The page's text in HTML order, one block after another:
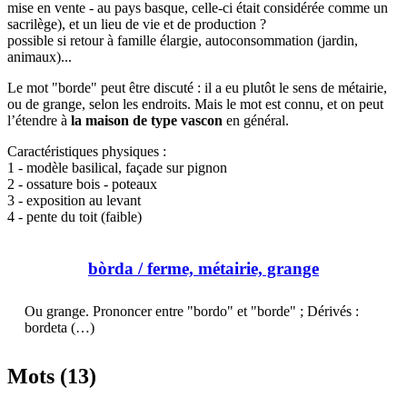
mise en vente - au pays basque, celle-ci était considérée comme un
sacrilège), et un lieu de vie et de production ?
possible si retour à famille élargie, autoconsommation (jardin,
animaux)...
Le mot "borde" peut être discuté : il a eu plutôt le sens de métairie,
ou de grange, selon les endroits. Mais le mot est connu, et on peut
l’étendre à la maison de type vascon en général.
Caractéristiques physiques :
1 - modèle basilical, façade sur pignon
2 - ossature bois - poteaux
3 - exposition au levant
4 - pente du toit (faible)
bòrda / ferme, métairie, grange
Ou grange. Prononcer entre "bordo" et "borde" ; Dérivés :
bordeta (…)
Mots (13)